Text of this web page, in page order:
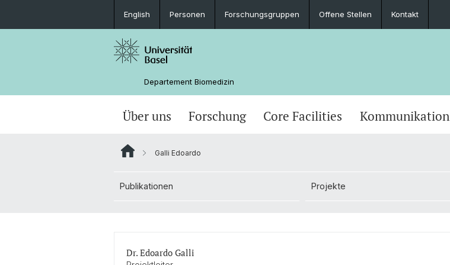
English Personen Forschungsgruppen Offene Stellen Kontakt
Departement Biomedizin
Über uns Forschung Core Facilities Kommunikation
Galli Edoardo
Publikationen Projekte
Dr. Edoardo Galli